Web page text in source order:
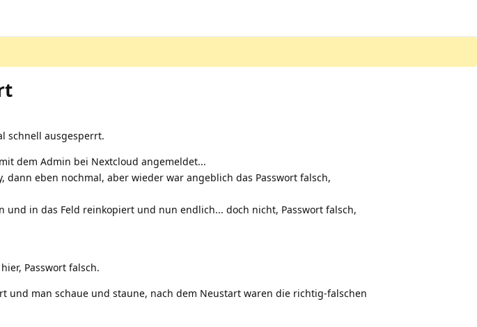
schnell ausgesperrt.
dem Admin bei Nextcloud angemeldet...
dann eben nochmal, aber wieder war angeblich das Passwort falsch,
und in das Feld reinkopiert und nun endlich... doch nicht, Passwort falsch,
Passwort falsch.
und man schaue und staune, nach dem Neustart waren die richtig-falschen